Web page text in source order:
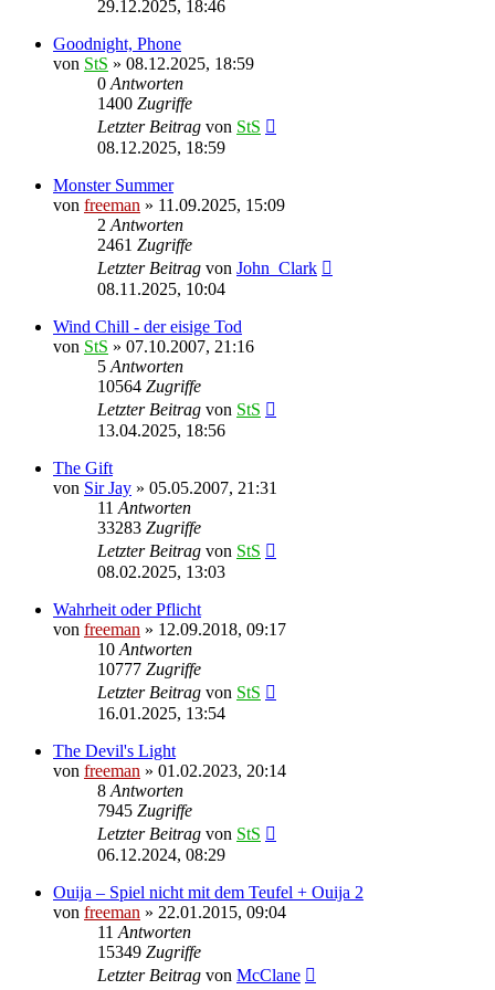
29.12.2025, 18:46
Goodnight, Phone
von StS » 08.12.2025, 18:59
0 Antworten
1400 Zugriffe
Letzter Beitrag von StS
08.12.2025, 18:59
Monster Summer
von freeman » 11.09.2025, 15:09
2 Antworten
2461 Zugriffe
Letzter Beitrag von John_Clark
08.11.2025, 10:04
Wind Chill - der eisige Tod
von StS » 07.10.2007, 21:16
5 Antworten
10564 Zugriffe
Letzter Beitrag von StS
13.04.2025, 18:56
The Gift
von Sir Jay » 05.05.2007, 21:31
11 Antworten
33283 Zugriffe
Letzter Beitrag von StS
08.02.2025, 13:03
Wahrheit oder Pflicht
von freeman » 12.09.2018, 09:17
10 Antworten
10777 Zugriffe
Letzter Beitrag von StS
16.01.2025, 13:54
The Devil's Light
von freeman » 01.02.2023, 20:14
8 Antworten
7945 Zugriffe
Letzter Beitrag von StS
06.12.2024, 08:29
Ouija – Spiel nicht mit dem Teufel + Ouija 2
von freeman » 22.01.2015, 09:04
11 Antworten
15349 Zugriffe
Letzter Beitrag von McClane